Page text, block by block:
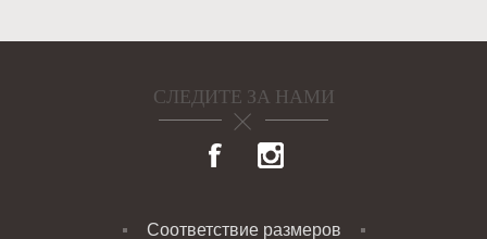
СЛЕДИТЕ ЗА НАМИ
Соответствие размеров